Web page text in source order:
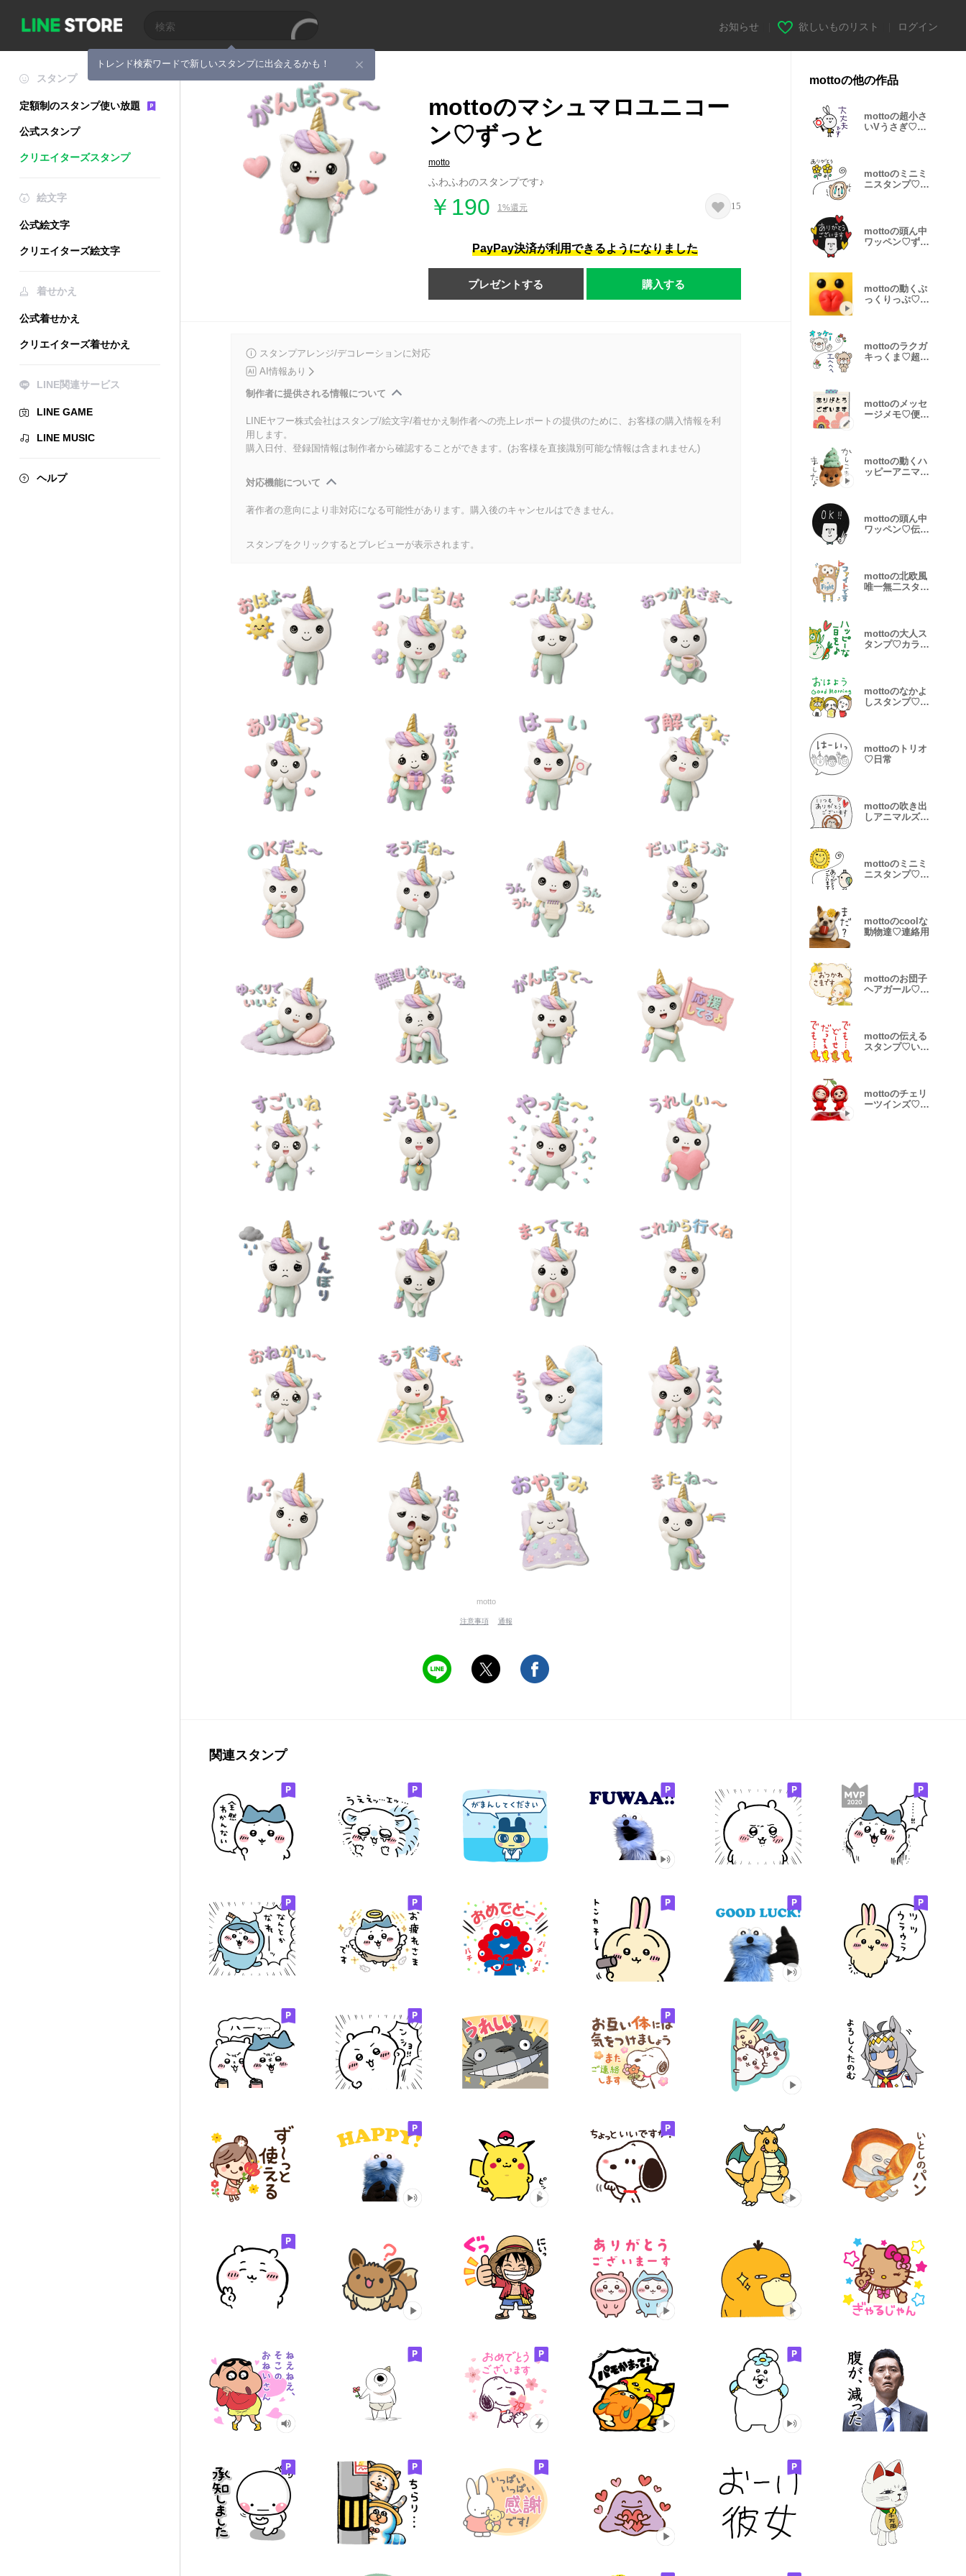
トレンド検索ワードで新しいスタンプに出会えるかも！
お知らせ 欲しいものリスト ログイン
スタンプ
定額制のスタンプ使い放題
公式スタンプ
クリエイターズスタンプ
絵文字
公式絵文字
クリエイターズ絵文字
着せかえ
公式着せかえ
クリエイターズ着せかえ
LINE関連サービス
LINE GAME
LINE MUSIC
ヘルプ
mottoのマシュマロユニコー
ン♡ずっと
motto
ふわふわのスタンプです♪
￥190 1%還元 15
PayPay決済が利用できるようになりました
プレゼントする 購入する
スタンプアレンジ/デコレーションに対応
AI情報あり
制作者に提供される情報について
LINEヤフー株式会社はスタンプ/絵文字/着せかえ制作者への売上レポートの提供のために、お客様の購入情報を利
用します。
購入日付、登録国情報は制作者から確認することができます。(お客様を直接識別可能な情報は含まれません)
対応機能について
著作者の意向により非対応になる可能性があります。購入後のキャンセルはできません。
スタンプをクリックするとプレビューが表示されます。
motto
注意事項 通報
mottoの他の作品
mottoの超小さ
いVうさぎ♡毎
mottoのミニミ
ニスタンプ♡②
mottoの頭ん中
ワッペン♡ずっ
mottoの動くぷ
っくりっぷ♡便
mottoのラクガ
キっくま♡超小
mottoのメッセ
ージメモ♡便利
mottoの動くハ
ッピーアニマル
mottoの頭ん中
ワッペン♡伝え
mottoの北欧風
唯一無二スタン
mottoの大人ス
タンプ♡カラフ
mottoのなかよ
しスタンプ♡伝
mottoのトリオ
♡日常
mottoの吹き出
しアニマルズ♡
mottoのミニミ
ニスタンプ♡①
mottoのcoolな
動物達♡連絡用
mottoのお団子
ヘアガール♡敬
mottoの伝える
スタンプ♡いろ
mottoのチェリ
ーツインズ♡便
関連スタンプ